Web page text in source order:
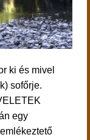
ki és mivel
sofőrje.
egy